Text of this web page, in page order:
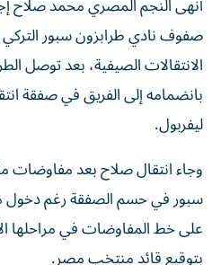
صفوف نادي طرابزون سبور
الانتقالات الصيفية، بعد توصل
بانضمامه إلى الفريق في صفقة
ليفربول.
وجاء انتقال صلاح بعد مفاوضات
سبور في حسم الصفقة رغم
على خط المفاوضات في مراحلها